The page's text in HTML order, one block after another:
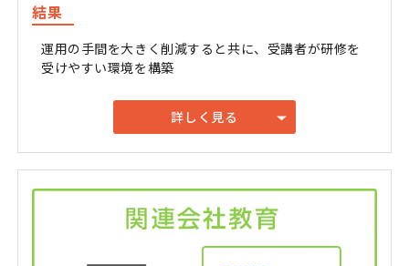
結果
運用の手間を大きく削減すると共に、受講者が研修を
受けやすい環境を構築
詳しく見る